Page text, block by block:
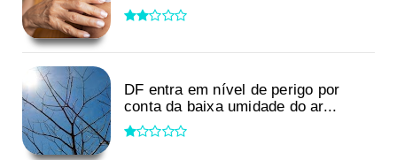
DF entra em nível de perigo por
conta da baixa umidade do ar...